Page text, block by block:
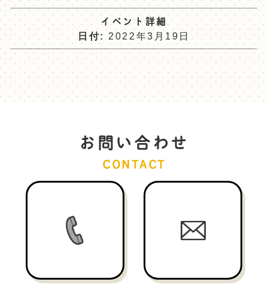
イベント詳細
日付: 2022年3月19日
お問い合わせ
CONTACT